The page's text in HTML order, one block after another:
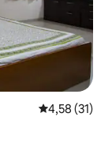
Évaluation
4,58 (31)